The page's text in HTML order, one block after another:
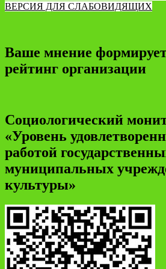
ВЕРСИЯ ДЛЯ СЛАБОВИДЯЩИХ
Ваше мнение
рейтинг организации
Социологический
«Уровень
работой
муниципальных
культуры»